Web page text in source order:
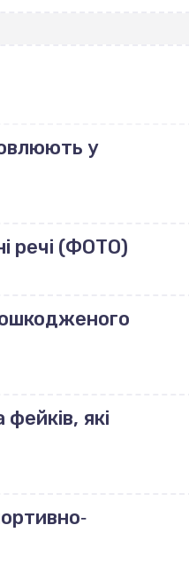
у
речі (ФОТО)
які